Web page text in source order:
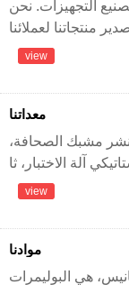
التجهيزات. نحن
view
معداتنا
مشبك الصحافة،
view
موادنا
هي البوليمرات